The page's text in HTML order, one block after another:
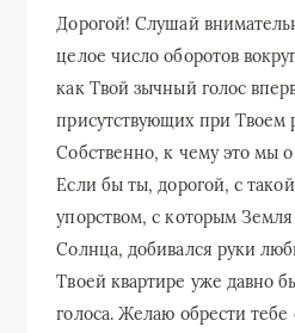
Дорогой! Слушай
целое число оборотов
как Твой зычный голос
присутствующих при Твоем
Собственно, к чему это мы
Если бы ты, дорогой, с
упорством, с которым Земля
Солнца, добивался руки
Твоей квартире уже давно
голоса. Желаю обрести тебе